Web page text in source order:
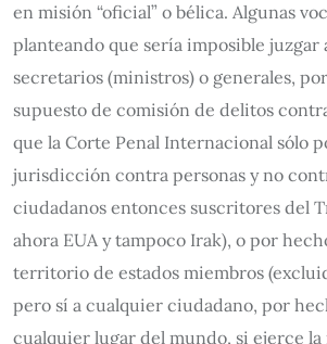
en misión “oficial” o bélica. Algunas
planteando que sería imposible juzgar
secretarios (ministros) o generales,
supuesto de comisión de delitos
que la Corte Penal Internacional sólo
jurisdicción contra personas y no
ciudadanos entonces suscritores del
ahora EUA y tampoco Irak), o por
territorio de estados miembros
pero sí a cualquier ciudadano, por
cualquier lugar del mundo, si ejerce la